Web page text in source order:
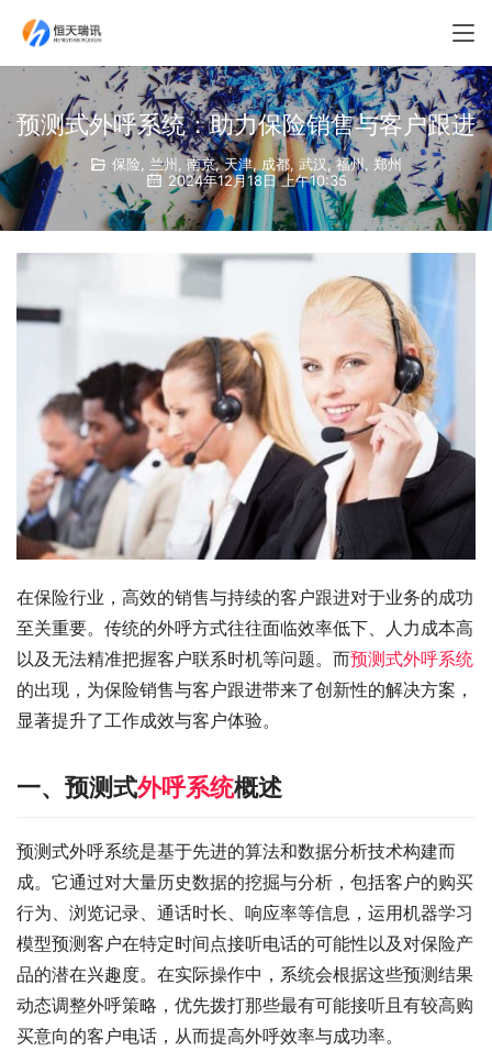
预测式外呼系统：助力保险销售与客户跟进
保险 兰州 ,南京,天津, 成都,武汉,福州, 郑州
2024年12月18日 上午10:35
在保险行业，高效的销售与持续的客户跟进对于业务的成功
至关重要。传统的外呼方式往往面临效率低下、人力成本高
以及无法精准把握客户联系时机等问题。而预测式外呼系统
的出现，为保险销售与客户跟进带来了创新性的解决方案，
显著提升了工作成效与客户体验。
一、预测式外呼系统概述
预测式外呼系统是基于先进的算法和数据分析技术构建而
成。它通过对大量历史数据的挖掘与分析，包括客户的购买
行为、浏览记录、通话时长、响应率等信息，运用机器学习
模型预测客户在特定时间点接听电话的可能性以及对保险产
品的潜在兴趣度。在实际操作中，系统会根据这些预测结果
动态调整外呼策略，优先拨打那些最有可能接听且有较高购
买意向的客户电话，从而提高外呼效率与成功率。